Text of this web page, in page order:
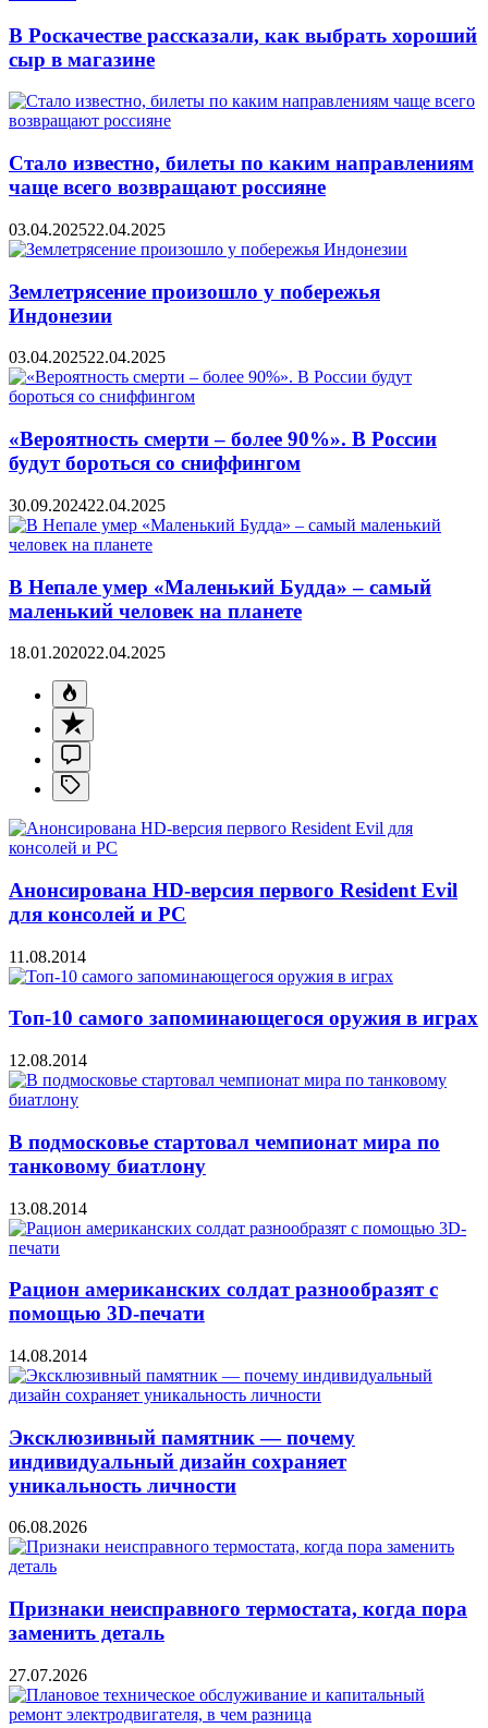
В Роскачестве рассказали, как выбрать хороший
сыр в магазине
Стало известно, билеты по каким направлениям
чаще всего возвращают россияне
03.04.202522.04.2025
Землетрясение произошло у побережья
Индонезии
03.04.202522.04.2025
«Вероятность смерти – более 90%». В России
будут бороться со сниффингом
30.09.202422.04.2025
В Непале умер «Маленький Будда» – самый
маленький человек на планете
18.01.202022.04.2025
Анонсирована HD-версия первого Resident Evil
для консолей и PC
11.08.2014
Топ-10 самого запоминающегося оружия в играх
12.08.2014
В подмосковье стартовал чемпионат мира по
танковому биатлону
13.08.2014
Рацион американских солдат разнообразят с
помощью 3D-печати
14.08.2014
Эксклюзивный памятник — почему
индивидуальный дизайн сохраняет
уникальность личности
06.08.2026
Признаки неисправного термостата, когда пора
заменить деталь
27.07.2026